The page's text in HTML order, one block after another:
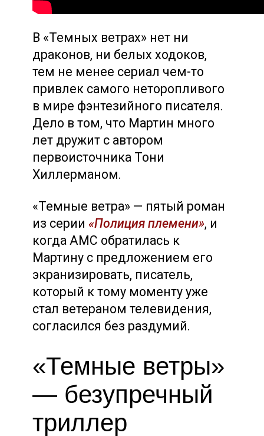
В «Темных ветрах» нет ни
драконов, ни белых ходоков,
тем не менее сериал чем-то
привлек самого неторопливого
в мире фэнтезийного писателя.
Дело в том, что Мартин много
лет дружит с автором
первоисточника Тони
Хиллерманом.
«Темные ветра» — пятый роман
из серии «Полиция племени», и
когда AMC обратилась к
Мартину с предложением его
экранизировать, писатель,
который к тому моменту уже
стал ветераном телевидения,
согласился без раздумий.
«Темные ветры»
— безупречный
триллер